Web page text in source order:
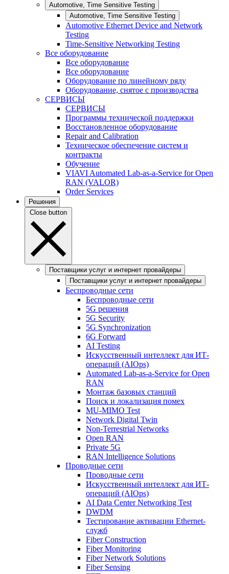
Automotive, Time Sensitive Testing
Automotive, Time Sensitive Testing
Automotive Ethernet Device and Network
Testing
Time-Sensitive Networking Testing
Все оборудование
Все оборудование
Все оборудование
Оборудование по линейному ряду
Оборудование, снятое с производства
СЕРВИСЫ
СЕРВИСЫ
Программы технической поддержки
Восстановленное оборудование
Repair and Calibration
Техническое обеспечение систем и
контракты
Обучение
VIAVI Automated Lab-as-a-Service for Open
RAN (VALOR)
Order Services
Решения
Close button
Поставщики услуг и интернет провайдеры
Поставщики услуг и интернет провайдеры
Беспроводные сети
Беспроводные сети
5G решения
5G Security
5G Synchronization
6G Forward
AI Testing
Искусственный интеллект для ИТ-
операций (AIOps)
Automated Lab-as-a-Service for Open
RAN
Монтаж базовых станций
Поиск и локализация помех
MU-MIMO Test
Network Digital Twin
Non-Terrestrial Networks
Open RAN
Private 5G
RAN Intelligence Solutions
Проводные сети
Проводные сети
Искусственный интеллект для ИТ-
операций (AIOps)
AI Data Center Networking Test
DWDM
Тестирование активации Ethernet-
служб
Fiber Construction
Fiber Monitoring
Fiber Network Solutions
Fiber Sensing